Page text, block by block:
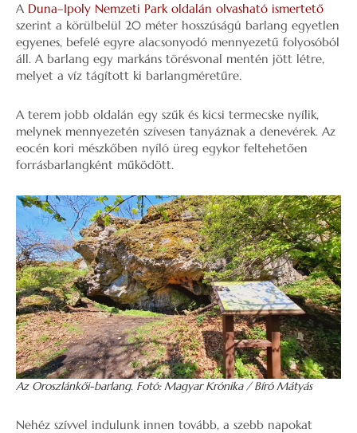
A Duna–Ipoly Nemzeti Park oldalán olvasható ismertető
szerint a körülbelül 20 méter hosszúságú barlang egyetlen
egyenes, befelé egyre alacsonyodó mennyezetű folyosóból
áll. A barlang egy markáns törésvonal mentén jött létre,
melyet a víz tágított ki barlangméretűre.
A terem jobb oldalán egy szűk és kicsi termecske nyílik,
melynek mennyezetén szívesen tanyáznak a denevérek. Az
eocén kori mészkőben nyíló üreg egykor feltehetően
forrásbarlangként működött.
Az Oroszlánkői-barlang. Fotó: Magyar Krónika / Bíró Mátyás
Nehéz szívvel indulunk innen tovább, a szebb napokat